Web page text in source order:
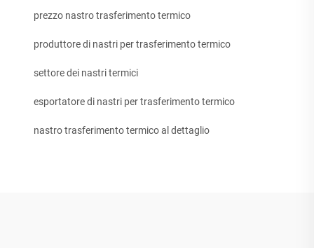
prezzo nastro trasferimento termico
produttore di nastri per trasferimento termico
settore dei nastri termici
esportatore di nastri per trasferimento termico
nastro trasferimento termico al dettaglio